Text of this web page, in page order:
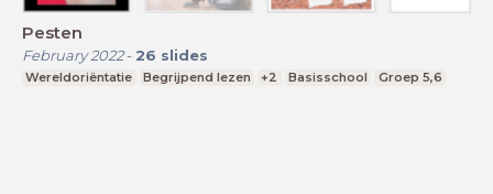
Pesten
February 2022- 26 slides
Wereldoriëntatie Begrijpend lezen +2 Basisschool Groep 5,6